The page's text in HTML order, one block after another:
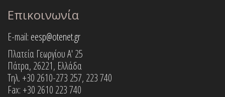
Επικοινωνία
E-mail: eesp@otenet.gr
Πλατεία Γεωργίου Α' 25
Πάτρα, 26221, Ελλάδα
Τηλ. +30 2610-273 257, 223 740
Fax: +30 2610 223 740